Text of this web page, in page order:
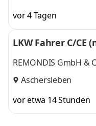
vor 4 Tagen
LKW Fahrer C/CE
REMONDIS GmbH &
Aschersleben
vor etwa 14 Stunden